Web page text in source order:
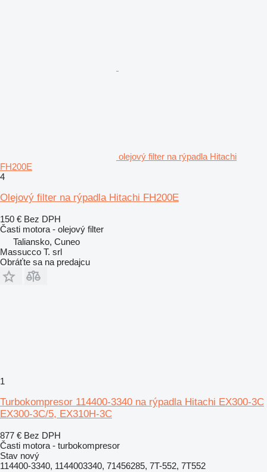
olejový filter na rýpadla Hitachi
FH200E
4
Olejový filter na rýpadla Hitachi FH200E
150 € Bez DPH
Časti motora - olejový filter
Taliansko, Cuneo
Massucco T. srl
Obráťte sa na predajcu
1
Turbokompresor 114400-3340 na rýpadla Hitachi EX300-3C
EX300-3C/5, EX310H-3C
877 € Bez DPH
Časti motora - turbokompresor
Stav nový
114400-3340, 1144003340, 71456285, 7T-552, 7T552